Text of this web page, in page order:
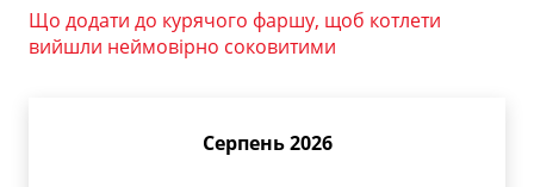
Що додати до курячого фаршу, щоб котлети
вийшли неймовірно соковитими
Серпень 2026